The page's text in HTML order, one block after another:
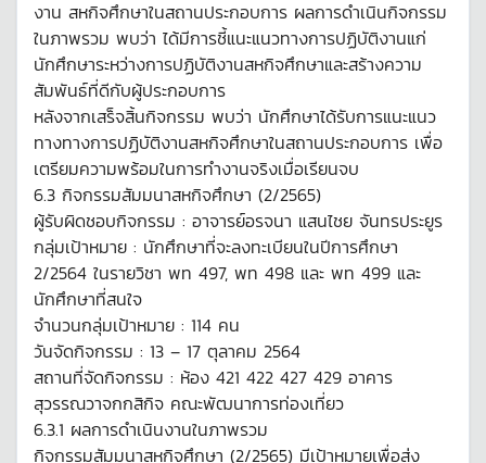
งาน สหกิจศึกษาในสถานประกอบการ ผลการดำเนินกิจกรรม
ในภาพรวม พบว่า ได้มีการชี้แนะแนวทางการปฏิบัติงานแก่
นักศึกษาระหว่างการปฏิบัติงานสหกิจศึกษาและสร้างความ
สัมพันธ์ที่ดีกับผู้ประกอบการ
หลังจากเสร็จสิ้นกิจกรรม พบว่า นักศึกษาได้รับการแนะแนว
ทางทางการปฏิบัติงานสหกิจศึกษาในสถานประกอบการ เพื่อ
เตรียมความพร้อมในการทำงานจริงเมื่อเรียนจบ
6.3 กิจกรรมสัมมนาสหกิจศึกษา (2/2565)
ผู้รับผิดชอบกิจกรรม : อาจารย์อรจนา แสนไชย จันทรประยูร
กลุ่มเป้าหมาย : นักศึกษาที่จะลงทะเบียนในปีการศึกษา
2/2564 ในรายวิชา พท 497, พท 498 และ พท 499 และ
นักศึกษาที่สนใจ
จำนวนกลุ่มเป้าหมาย : 114 คน
วันจัดกิจกรรม : 13 – 17 ตุลาคม 2564
สถานที่จัดกิจกรรม : ห้อง 421 422 427 429 อาคาร
สุวรรณวาจกกสิกิจ คณะพัฒนาการท่องเที่ยว
6.3.1 ผลการดำเนินงานในภาพรวม
กิจกรรมสัมมนาสหกิจศึกษา (2/2565) มีเป้าหมายเพื่อส่ง